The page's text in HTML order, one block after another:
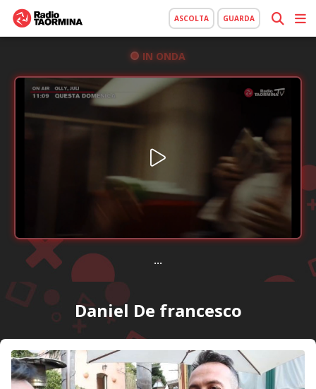
ASCOLTA GUARDA
IN ONDA
...
Daniel De francesco